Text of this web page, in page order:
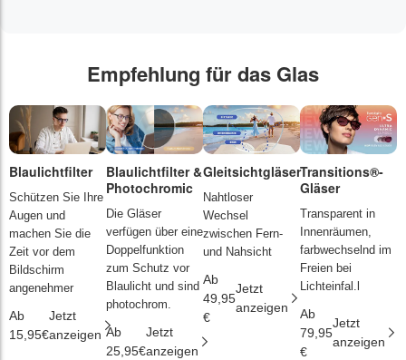
Empfehlung für das Glas
Blaulichtfilter
Schützen Sie Ihre
Augen und
machen Sie die
Zeit vor dem
Bildschirm
angenehmer
Ab
15,95€
Jetzt
anzeigen
Blaulichtfilter &
Photochromic
Die Gläser
verfügen über eine
Doppelfunktion
zum Schutz vor
Blaulicht und sind
photochrom.
Ab
25,95€
Jetzt
anzeigen
Gleitsichtgläser
Nahtloser
Wechsel
zwischen Fern-
und Nahsicht
Ab
49,95
€
Jetzt
anzeigen
Transitions®-
Gläser
Transparent in
Innenräumen,
farbwechselnd im
Freien bei
Lichteinfal.l
Ab
79,95
€
Jetzt
anzeigen